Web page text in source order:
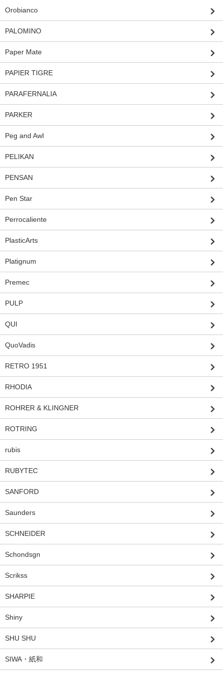
Orobianco
PALOMINO
Paper Mate
PAPIER TIGRE
PARAFERNALIA
PARKER
Peg and Awl
PELIKAN
PENSAN
Pen Star
Perrocaliente
PlasticArts
Platignum
Premec
PULP
QUI
QuoVadis
RETRO 1951
RHODIA
ROHRER & KLINGNER
ROTRING
rubis
RUBYTEC
SANFORD
Saunders
SCHNEIDER
Schondsgn
Scrikss
SHARPIE
Shiny
SHU SHU
SIWA・紙和